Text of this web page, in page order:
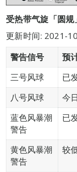
受热带气旋「圆
更新时间: 2021-
警告信号
预
三号风球
已
八号风球
今
蓝色风暴潮
警告
已
黄色风暴潮
警告
较